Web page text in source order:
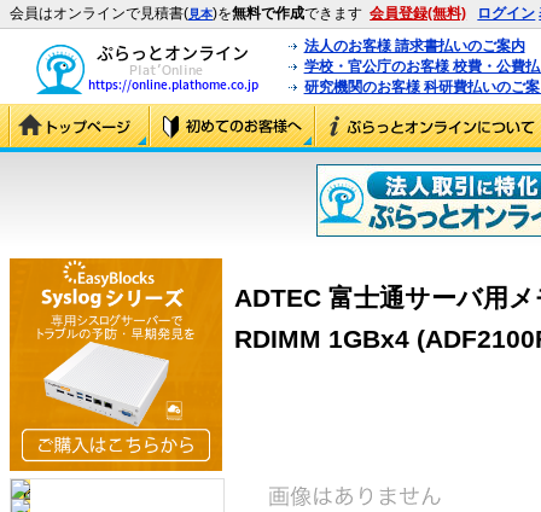
会員はオンラインで見積書(見本)を無料で作成できます 会員登録(無料) ログイン
法人のお客様 請求書払いのご案内
学校・官公庁のお客様 校費・公費
研究機関のお客様 科研費払いのご
ADTEC 富士通サーバ用
RDIMM 1GBx4